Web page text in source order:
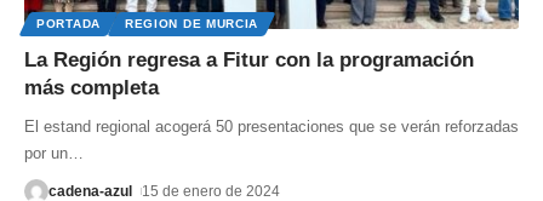
PORTADA REGION DE MURCIA
La Región regresa a Fitur con la programación
más completa
El estand regional acogerá 50 presentaciones que se verán reforzadas
por un
cadena-azul 15 de enero de 2024